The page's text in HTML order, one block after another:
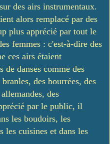
des airs instrumentaux.
alors remplacé par des
plus apprécié par tout le
femmes : c'est-à-dire des
ces airs étaient
de danses comme des
des bourrées, des
des
par le public, il
les boudoirs, les
les cuisines et dans les